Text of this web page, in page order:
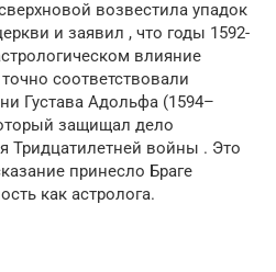
возвестила упадок
и заявил , что годы 1592-
влияние
соответствовали
Густава Адольфа (1594–
защищал дело
Тридцатилетней войны . Это
принесло Браге
как астролога.